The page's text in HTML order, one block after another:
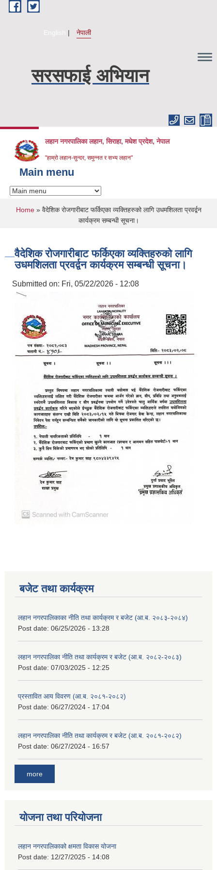
Skip to main content
English नेपाली
सरसफाई अभियान
लहान नगरपालिका लहान, सिराहा, मधेश प्रदेश, नेपाल
"हाम्रो लहान-सुन्दर, समुन्नत र सभ्य लहान"
Main menu
You are here
Home» वैदेशिक रोजगारीबाट फर्किएका व्यक्तिहरुको लागि उधमशिलता प्रवर्द्वन
कार्यक्रम सम्बन्धी सूचना।
वैदेशिक रोजगारीबाट फर्किएका व्यक्तिहरुको लागि
उधमशिलता प्रवर्द्वन कार्यक्रम सम्बन्धी सूचना।
Submitted on: Fri, 05/22/2026 - 12:08
बजेट तथा कार्यक्रम
लहान नगरपालिकाका नीति तथा कार्यक्रम र बजेट (आ.ब. २०८३-२०८४)
Post date: 06/25/2026 - 13:28
लहान नगरपालिका नीति तथा कार्यक्रम र बजेट (आ.ब. २०८२-२०८३)
Post date: 07/03/2025 - 12:25
प्रस्तावित आय विवरण (आ.ब. २०८१-२०८२)
Post date: 06/27/2024 - 17:04
लहान नगरपालिका नीति तथा कार्यक्रम र बजेट (आ.ब. २०८१-२०८२)
Post date: 06/27/2024 - 16:57
more
योजना तथा परियोजना
लहान नगरपालिकाको क्षमता विकास योजना
Post date: 12/27/2025 - 14:08